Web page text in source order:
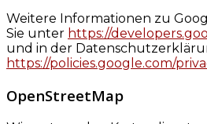
Weitere Informationen zu
Sie unter https://
und in der
https://policies.google.com/
OpenStreetMap